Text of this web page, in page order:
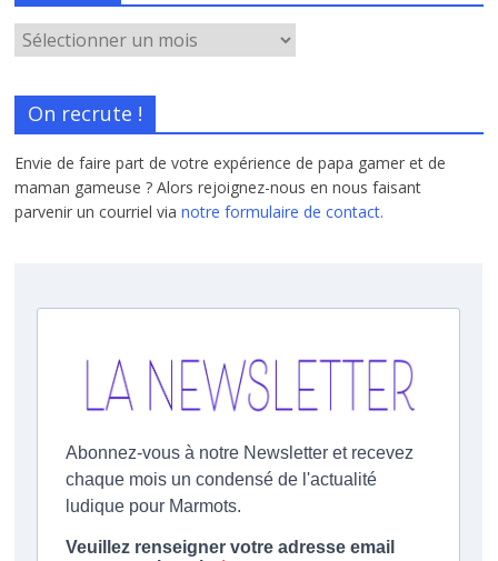
On recrute !
Envie de faire part de votre expérience de papa gamer et de
maman gameuse ? Alors rejoignez-nous en nous faisant
parvenir un courriel vianotre formulaire de contact.